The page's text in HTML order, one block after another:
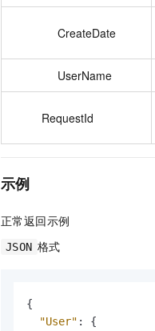
CreateDate
UserName
RequestId
示例
正常返回示例
JSON 格式
{
"User" :
{